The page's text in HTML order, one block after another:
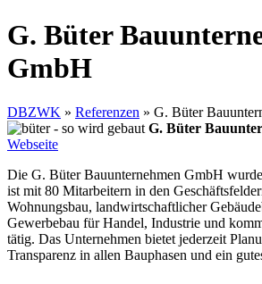
G. Büter
GmbH
DBZWK » Referenzen » G. Büter
G. Büter
Webseite
Die G. Büter Bauunternehmen GmbH
ist mit 80 Mitarbeitern in den
Wohnungsbau, landwirtschaftlicher
Gewerbebau für Handel, Industrie und
tätig. Das Unternehmen bietet jederzeit
Transparenz in allen Bauphasen und ein